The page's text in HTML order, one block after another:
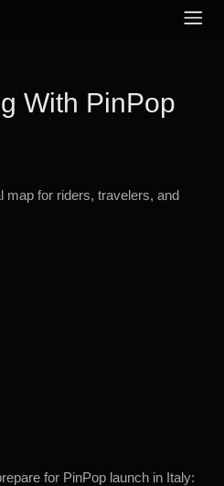
– La
de comunicación creada para
y llamadas en línea y fuera
con cancelación activa de
With PinPop
map for riders, travelers, and
for PinPop launch in Italy: